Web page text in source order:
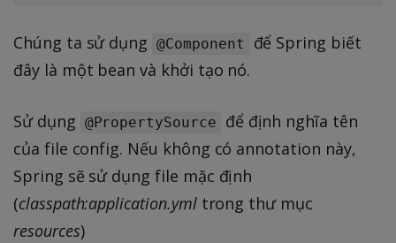
Chúng ta sử dụng @Component
để Spring biết
đây là một bean và khởi tạo nó.
Sử dụng @PropertySource
để định nghĩa tên
của file config. Nếu không có annotation này,
Spring sẽ sử dụng file mặc định
(classpath:application.ymltrong thư mục
resources)